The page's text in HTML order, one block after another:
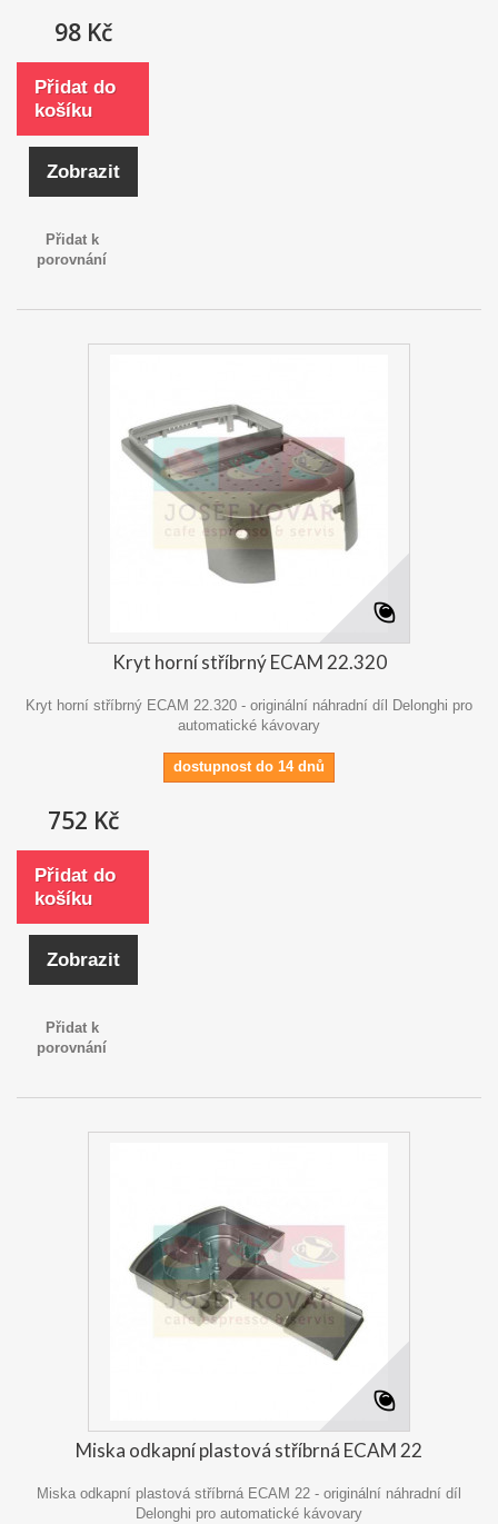
98 Kč
Přidat do
košíku
Zobrazit
Přidat k
porovnání
Kryt horní stříbrný ECAM 22.320
Kryt horní stříbrný ECAM 22.320 - originální náhradní díl Delonghi pro
automatické kávovary
dostupnost do 14 dnů
752 Kč
Přidat do
košíku
Zobrazit
Přidat k
porovnání
Miska odkapní plastová stříbrná ECAM 22
Miska odkapní plastová stříbrná ECAM 22 - originální náhradní díl
Delonghi pro automatické kávovary